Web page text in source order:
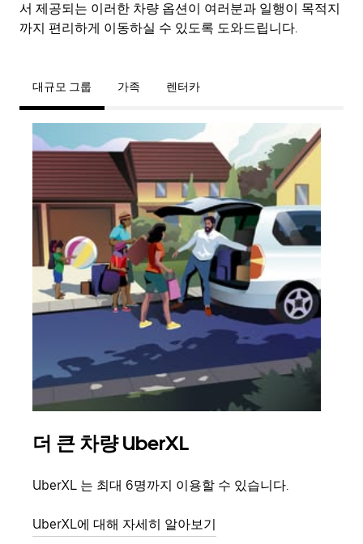
서 제공되는 이러한 차량 옵션이 여러분과 일행이 목적지
까지 편리하게 이동하실 수 있도록 도와드립니다.
대규모 그룹 가족 렌터카
더 큰 차량 UberXL
UberXL 는 최대 6명까지 이용할 수 있습니다.
UberXL에 대해 자세히 알아보기